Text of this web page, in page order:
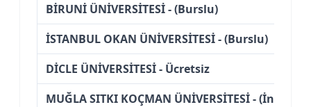
BİRUNİ ÜNİVERSİTESİ - (Burslu)
İSTANBUL OKAN ÜNİVERSİTESİ - (Burslu)
DİCLE ÜNİVERSİTESİ - Ücretsiz
MUĞLA SITKI KOÇMAN ÜNİVERSİTESİ -